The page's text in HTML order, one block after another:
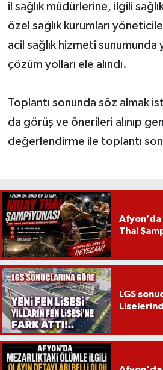
il sağlık müdürlerine, ilgili
özel sağlık kurumları
acil sağlık hizmeti sunumunda
çözüm yolları ele alındı.
Toplantı sonunda söz almak
da görüş ve önerileri alınıp
değerlendirme ile toplantı
Afyon’da
Thai
LGS